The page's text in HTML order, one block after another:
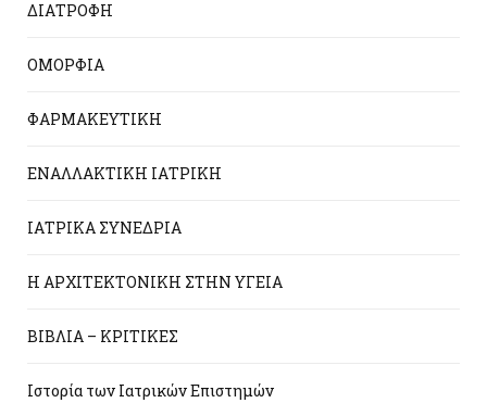
ΔΙΑΤΡΟΦΗ
ΟΜΟΡΦΙΑ
ΦΑΡΜΑΚΕΥΤΙΚΗ
ΕΝΑΛΛΑΚΤΙΚΗ ΙΑΤΡΙΚΗ
ΙΑΤΡΙΚΑ ΣΥΝΕΔΡΙΑ
Η ΑΡΧΙΤΕΚΤΟΝΙΚΗ ΣΤΗΝ ΥΓΕΙΑ
ΒΙΒΛΙΑ – ΚΡΙΤΙΚΕΣ
Ιστορία των Ιατρικών Επιστημών